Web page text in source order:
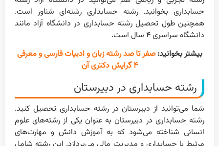
حسابداری بخوانید. رشته حسابداری رشته‌ای شناور است.
همچنین طول تحصیل رشته حسابداری در دانشگاه آزاد مانند
دانشگاه سراسری ۴ سال است.
بیشتر بخوانید:صفر تا صد رشته زبان و ادبیات فارسی و معرفی
۴ گرایش دکتری آن
رشته حسابداری در دبیرستان
شما می‌توانید از دبیرستان در رشته حسابداری تحصیل کنید.
رشته حسابداری در دبیرستان به عنوان یکی از رشته‌های علوم
انسانی شناخته می‌شود که به آموزش دانش و مهارت‌های